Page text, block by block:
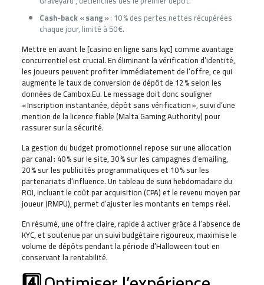
Cash‑back « sang »: 10 % des pertes nettes récupérées
chaque jour, limité à 50 €.
Mettre en avant le [casino en ligne sans kyc] comme avantage
concurrentiel est crucial. En éliminant la vérification d’identité,
les joueurs peuvent profiter immédiatement de l’offre, ce qui
augmente le taux de conversion de dépôt de 12 % selon les
données de Cambox.Eu. Le message doit donc souligner
« Inscription instantanée, dépôt sans vérification », suivi d’une
mention de la licence fiable (Malta Gaming Authority) pour
rassurer sur la sécurité.
La gestion du budget promotionnel repose sur une allocation
par canal : 40 % sur le site, 30 % sur les campagnes d’emailing,
20 % sur les publicités programmatiques et 10 % sur les
partenariats d’influence. Un tableau de suivi hebdomadaire du
ROI, incluant le coût par acquisition (CPA) et le revenu moyen par
joueur (RMPU), permet d’ajuster les montants en temps réel.
En résumé, une offre claire, rapide à activer grâce à l’absence de
KYC, et soutenue par un suivi budgétaire rigoureux, maximise le
volume de dépôts pendant la période d’Halloween tout en
conservant la rentabilité.